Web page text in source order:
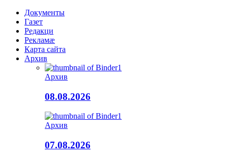
Документы
Газет
Редакци
Рекламæ
Карта сайта
Архив
Архив
08.08.2026
Архив
07.08.2026